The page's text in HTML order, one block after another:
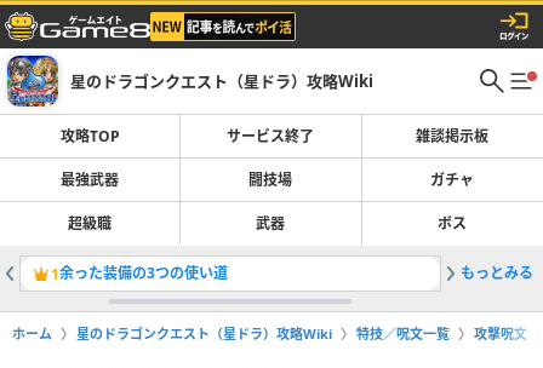
星のドラゴンクエスト（星ドラ）攻略Wiki
攻略TOP サービス終了 雑談掲示板
最強武器 闘技場 ガチャ
超級職 武器 ボス
1余った装備の3つの使い道 2「ザバ
もっとみる
ホーム 星のドラゴンクエスト（星ドラ）攻略Wiki 特技／呪文一覧 攻撃呪文